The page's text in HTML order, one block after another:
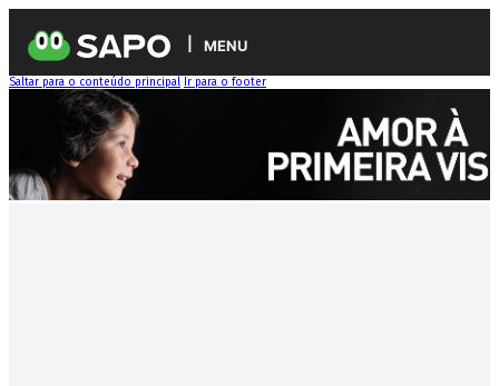
MENU
Saltar para o conteúdo principal Ir para o footer